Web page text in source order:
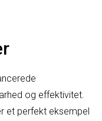
og effektivitet.
et perfekt eksempel